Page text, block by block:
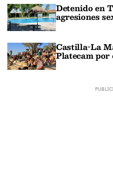
Detenido en
agresiones
Castilla-La
Platecam